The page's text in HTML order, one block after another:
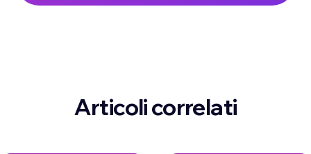
Articoli correlati